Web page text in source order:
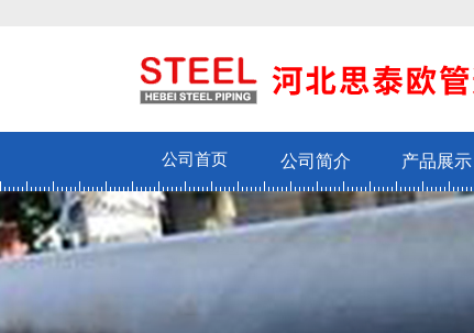
公司首页 公司简介 产品展示